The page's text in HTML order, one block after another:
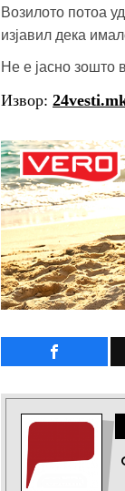
Возилото потоа
изјавил дека
Не е јасно зошто
Извор: